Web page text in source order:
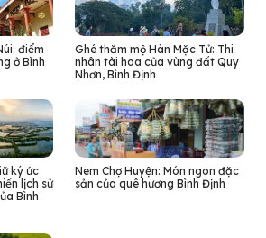
điểm
ở Bình
Ghé thăm mộ Hàn Mặc Tử: Thi
nhân tài hoa của vùng đất Quy
Nhơn, Bình Định
ký ức
lịch sử
Bình
Nem Chợ Huyện: Món ngon đặc
sản của quê hương Bình Định